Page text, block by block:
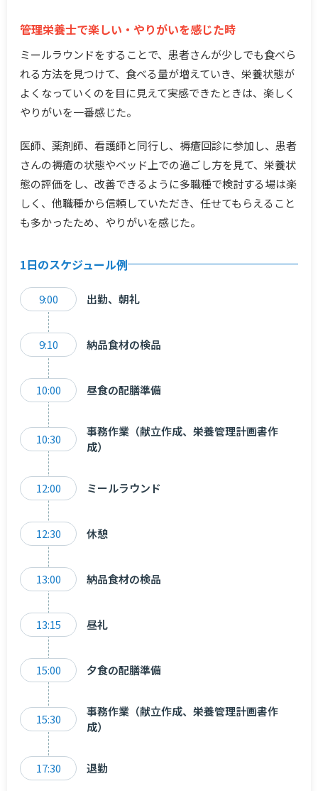
管理栄養士で楽しい・やりがいを感じた時
ミールラウンドをすることで、患者さんが少しでも食べら
れる方法を見つけて、食べる量が増えていき、栄養状態が
よくなっていくのを目に見えて実感できたときは、楽しく
やりがいを一番感じた。
医師、薬剤師、看護師と同行し、褥瘡回診に参加し、患者
さんの褥瘡の状態やベッド上での過ごし方を見て、栄養状
態の評価をし、改善できるように多職種で検討する場は楽
しく、他職種から信頼していただき、任せてもらえること
も多かったため、やりがいを感じた。
1日のスケジュール例
9:00 出勤、朝礼
9:10 納品食材の検品
10:00 昼食の配膳準備
10:30
事務作業（献立作成、栄養管理計画書作
成）
12:00 ミールラウンド
12:30 休憩
13:00 納品食材の検品
13:15 昼礼
15:00 夕食の配膳準備
15:30
事務作業（献立作成、栄養管理計画書作
成）
17:30 退勤